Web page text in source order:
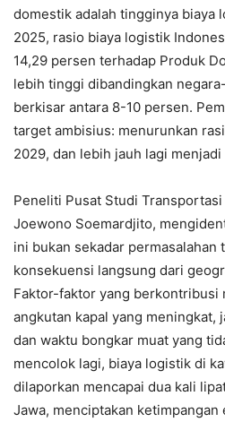
domestik adalah tingginya biaya
2025, rasio biaya logistik
14,29 persen terhadap Produk
lebih tinggi dibandingkan
berkisar antara 8-10 persen.
target ambisius: menurunkan
2029, dan lebih jauh lagi
Peneliti Pusat Studi
Joewono Soemardjito,
ini bukan sekadar permasalahan
konsekuensi langsung dari
Faktor-faktor yang berkontribusi
angkutan kapal yang meningkat,
dan waktu bongkar muat yang
mencolok lagi, biaya logistik di
dilaporkan mencapai dua kali
Jawa, menciptakan